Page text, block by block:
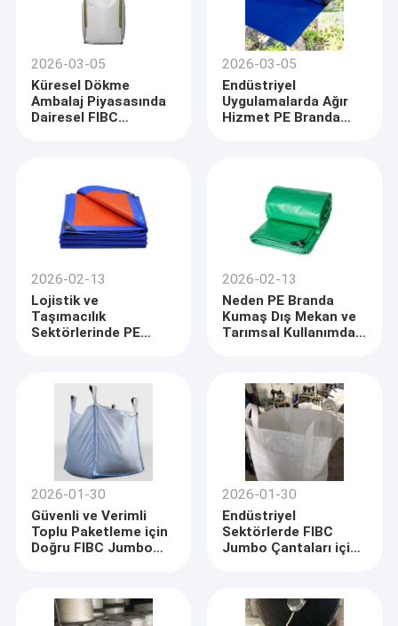
2026-03-05
Küresel Dökme
Ambalaj Piyasasında
Dairesel FIBC
2026-03-05
Endüstriyel
Uygulamalarda Ağır
Hizmet PE Branda
2026-02-13
Lojistik ve
Taşımacılık
Sektörlerinde PE
2026-02-13
Neden PE Branda
Kumaş Dış Mekan ve
Tarımsal Kullanımda
2026-01-30
Güvenli ve Verimli
Toplu Paketleme için
Doğru FIBC Jumbo
2026-01-30
Endüstriyel
Sektörlerde FIBC
Jumbo Çantaları için